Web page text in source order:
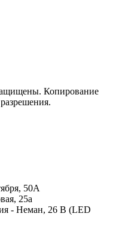
Копирование
50А
25а
- Неман, 26 В (LED